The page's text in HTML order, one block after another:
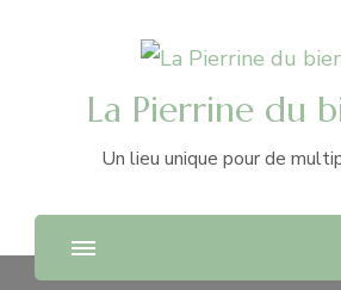
La Pierrine du
Un lieu unique pour de